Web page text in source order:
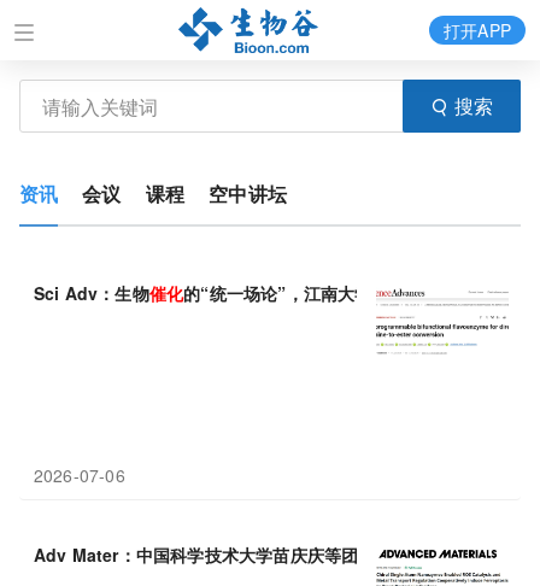
搜索
打开APP
资讯 会议 课程 空中讲坛
Sci Adv：生物催化的“统一场论”，江南大学吴静/宋伟揭示祖先
2026-07-06
Adv Mater：中国科学技术大学苗庆庆等团队设计手性单原子纳米